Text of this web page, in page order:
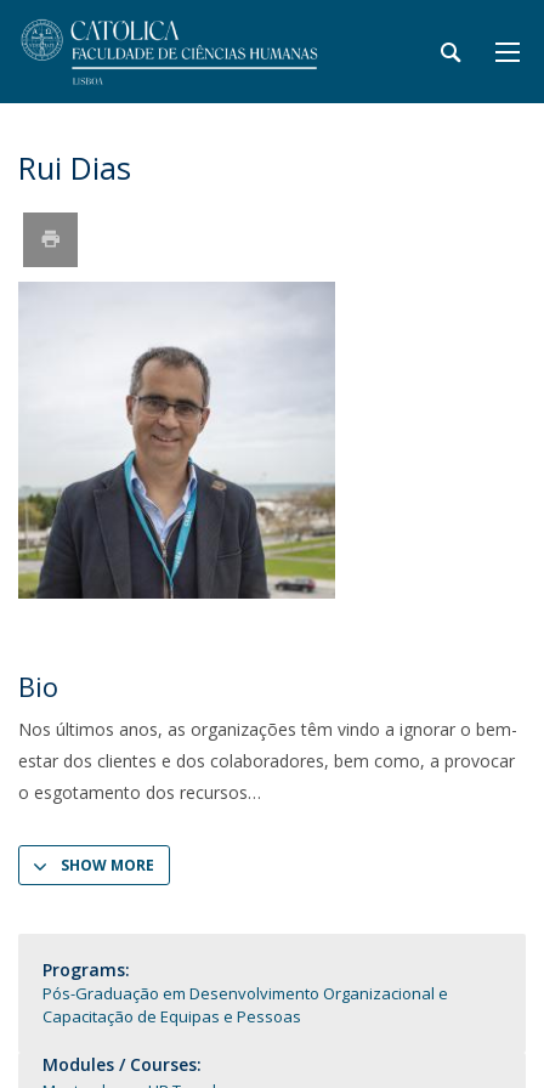
Rui Dias
Bio
Nos últimos anos, as organizações têm vindo a ignorar o bem-
estar dos clientes e dos colaboradores, bem como, a provocar
o esgotamento dos recursos
SHOW MORE
Programs:
Pós-Graduação em Desenvolvimento Organizacional e
Capacitação de Equipas e Pessoas
Modules / Courses: